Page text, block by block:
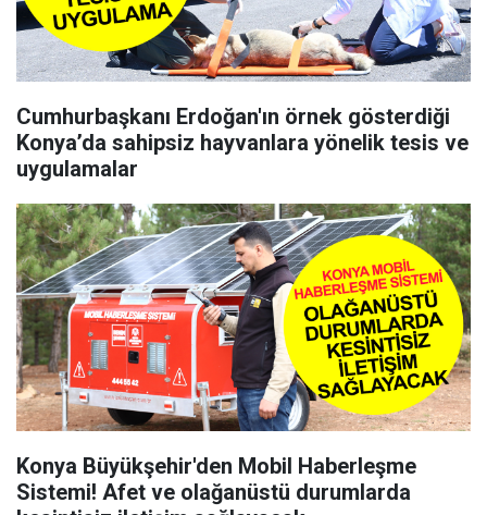
Cumhurbaşkanı Erdoğan'ın örnek gösterdiği
Konya’da sahipsiz hayvanlara yönelik tesis ve
uygulamalar
Konya Büyükşehir'den Mobil Haberleşme
Sistemi! Afet ve olağanüstü durumlarda